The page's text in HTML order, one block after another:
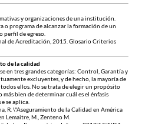
y organizaciones de una institución.
o programa de alcanzar la formación de un
perfil de egreso.
de Acreditación, 2015. Glosario Criterios
de la calidad
en tres grandes categorías: Control, Garantía y
excluyentes, y de hecho, la mayoría de
ellos. No se trata de elegir un propósito
más bien de determinar cuál es el énfasis
se aplica.
R. \"Aseguramiento de la Calidad en América
Lemaitre, M., Zenteno M.